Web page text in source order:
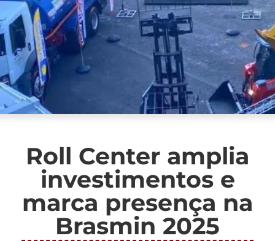
Roll Center amplia
investimentos e
marca presença na
Brasmin 2025